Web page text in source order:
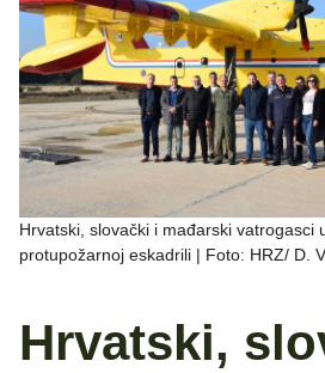
Hrvatski, slovački i mađarski vatrogasci
protupožarnoj eskadrili | Foto: HRZ/ D.
Hrvatski,